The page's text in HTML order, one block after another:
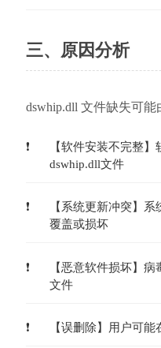
三、原因分析
dswhip.dll 文件缺失可能
【软件安装不完整
dswhip.dll文件
【系统更新冲突】
覆盖或损坏
【恶意软件损坏】
文件
【误删除】用户可